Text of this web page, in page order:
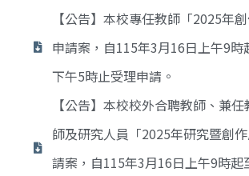
【公告】本校專任教師「2025年創
申請案，自115年3月16日上午9時
下午5時止受理申請。
【公告】本校校外合聘教師、兼
師及研究人員「2025年研究暨創
請案，自115年3月16日上午9時起